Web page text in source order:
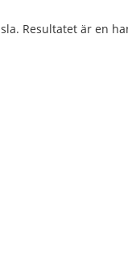
Resultatet är en